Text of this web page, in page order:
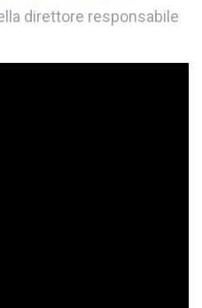
direttore responsabile